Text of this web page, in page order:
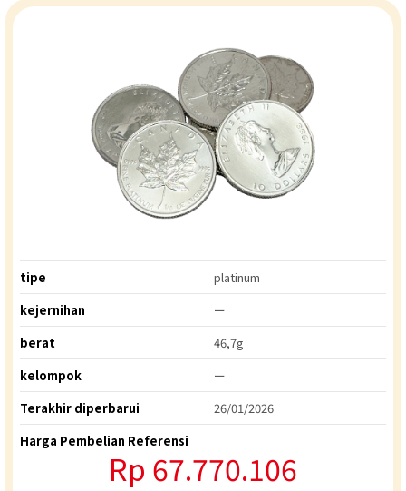
tipe
platinum
kejernihan
ー
berat
46,7g
kelompok
ー
Terakhir diperbarui
26/01/2026
Harga Pembelian Referensi
Rp 67.770.106